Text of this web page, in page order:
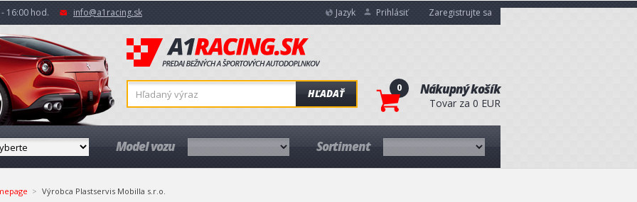
16:00 hod. info@a1racing.sk Jazyk Prihlásiť Zaregistrujte sa
HĽADAŤ 0 Nákupný košík
Tovar za 0 EUR
Model vozu Sortiment
Výrobca Plastservis Mobilla s.r.o.